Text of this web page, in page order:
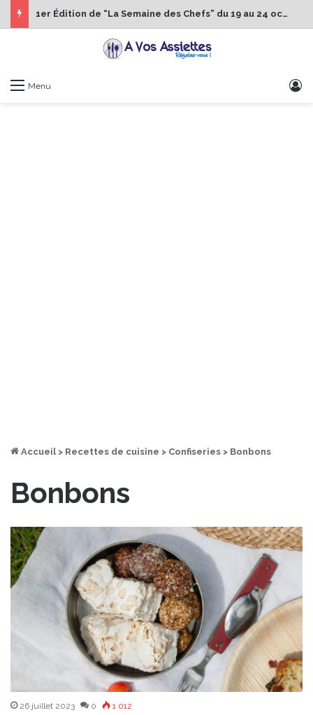
1er Édition de “La Semaine des Chefs” du 19 au 24 octobre 2026
Menu
Accueil > Recettes de cuisine > Confiseries > Bonbons
Bonbons
26 juillet 2023 0 1 012